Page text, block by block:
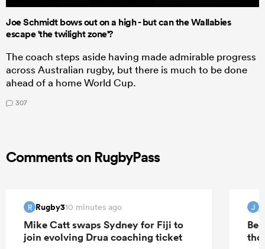
Joe Schmidt bows out on a high - but can the Wallabies
escape 'the twilight zone'?
The coach steps aside having made admirable progress
across Australian rugby, but there is much to be done
ahead of a home World Cup.
307
Comments on RugbyPass
R Rugby310 minutes ago
Mike Catt swaps Sydney for Fiji to
join evolving Drua coaching ticket
J